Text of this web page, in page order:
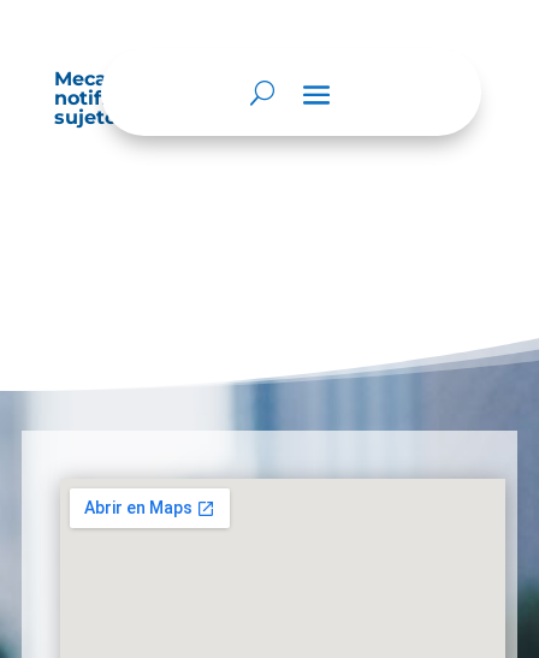
Mecanismos internos de supervisión,
notificación y vigilancia pertinente del
sujeto obligado